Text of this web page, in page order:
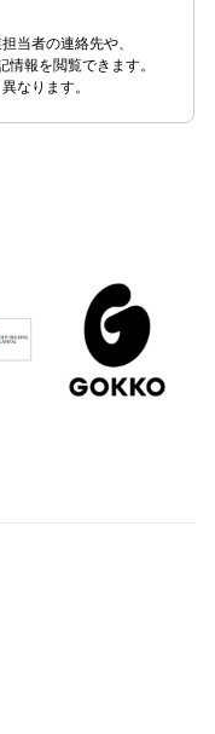
当者の連絡先や、
報を閲覧できます。
なります。